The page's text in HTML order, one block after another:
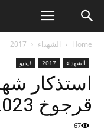
Home الشهداء 2017
الشهداء 2017 فيديو
استذكار
قرجوخ 25.4.2023)
67